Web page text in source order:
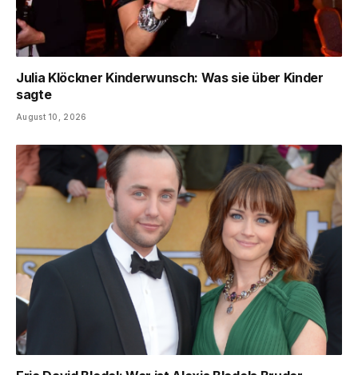
Julia Klöckner Kinderwunsch: Was sie über Kinder
sagte
August 10, 2026